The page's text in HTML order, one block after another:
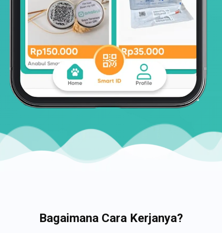
Bagaimana Cara Kerjanya?